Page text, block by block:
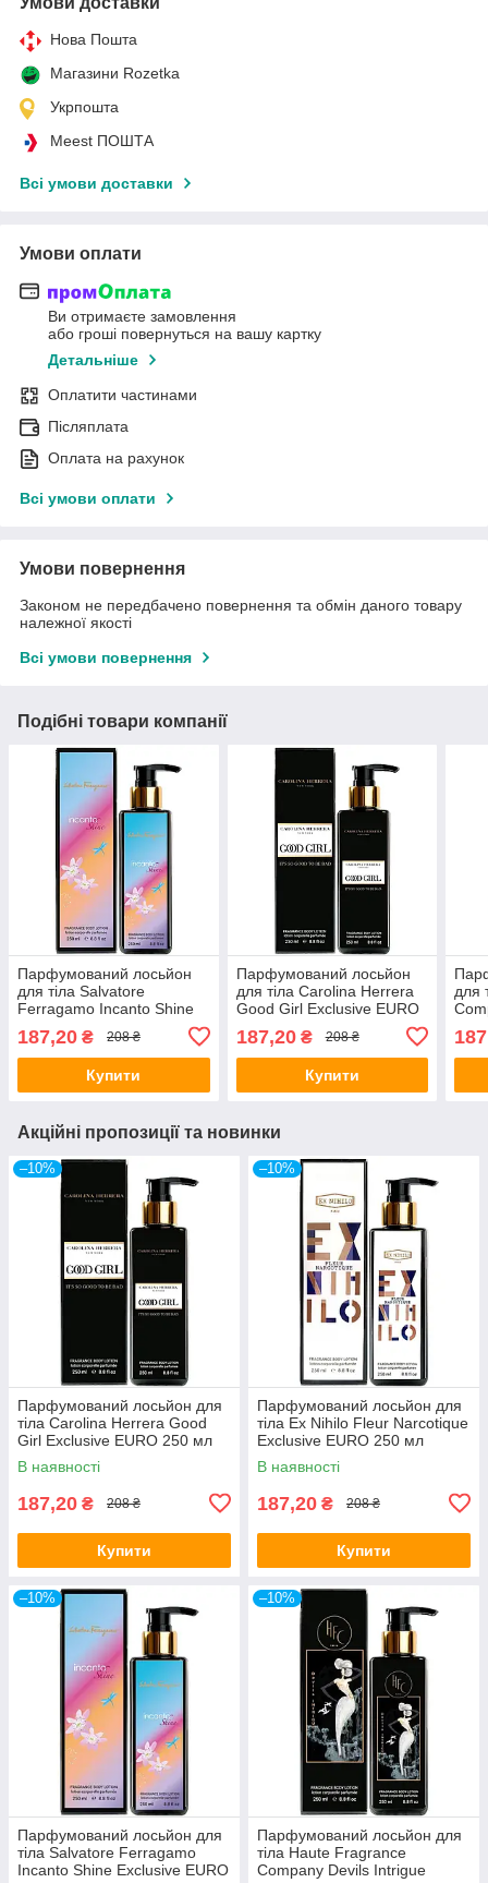
Нова Пошта
Магазини Rozetka
Укрпошта
Meest ПОШТА
Всі умови доставки
Умови оплати
Ви отримаєте замовлення
або гроші повернуться на вашу картку
Детальніше
Оплатити частинами
Післяплата
Оплата на рахунок
Всі умови оплати
Умови повернення
Законом не передбачено повернення та обмін даного товару
належної якості
Всі умови повернення
Подібні товари компанії
Парфумований лосьйон
для тіла Salvatore
Ferragamo Incanto Shine
187,20 ₴ 208 ₴
Купити
Парфумований лосьйон
для тіла Carolina Herrera
Good Girl Exclusive EURO
187,20₴ 208 ₴
Купити
для
Акційні пропозиції та новинки
–10%
Парфумований лосьйон для
тіла Carolina Herrera Good
Girl Exclusive EURO 250 мл
В наявності
187,20 ₴ 208 ₴
Купити
–10%
Парфумований лосьйон для
тіла Ex Nihilo Fleur Narcotique
Exclusive EURO 250 мл
В наявності
187,20 ₴ 208 ₴
Купити
–10%
Парфумований лосьйон для
тіла Salvatore Ferragamo
Incanto Shine Exclusive EURO
–10%
Парфумований лосьйон для
тіла Haute Fragrance
Company Devils Intrigue